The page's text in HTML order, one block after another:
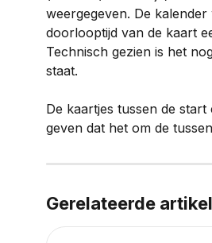
weergegeven. De
doorlooptijd van de kaart
Technisch gezien is het
staat.
De kaartjes tussen de
geven dat het om de
Gerelateerde